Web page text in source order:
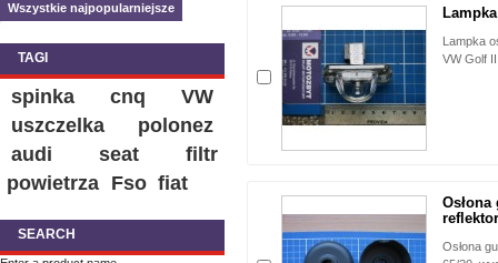
Wszystkie najpopularniejsze
TAGI
spinka cnq
VW
uszczelka
polonez
audi
seat
filtr
powietrza Fso fiat
SEARCH
Lampka
VW Golf
Osłona